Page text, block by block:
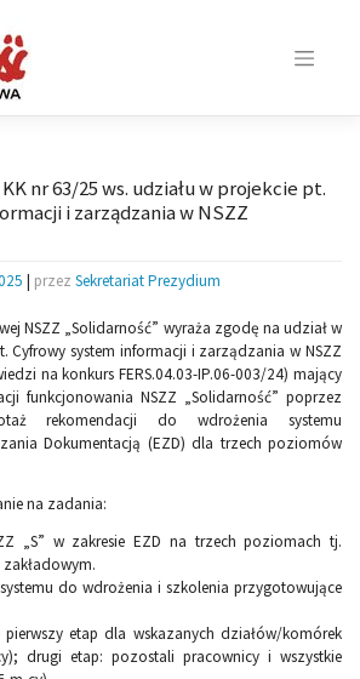
nr 63/25 ws. udziału w projekcie pt.
i zarządzania w NSZZ
| przez Sekretariat Prezydium
NSZZ „Solidarność” wyraża zgodę na udział w
Cyfrowy system informacji i zarządzania w NSZZ
na konkurs FERS.04.03-IP.06-003/24) mający
funkcjonowania NSZZ „Solidarność” poprzez
rekomendacji do wdrożenia systemu
Dokumentacją (EZD) dla trzech poziomów
na zadania:
„S” w zakresie EZD na trzech poziomach tj.
do wdrożenia i szkolenia przygotowujące
etap dla wskazanych działów/komórek
drugi etap: pozostali pracownicy i wszystkie